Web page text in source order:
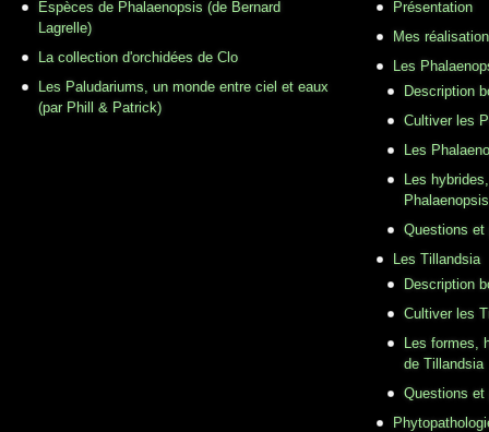
Espèces de Phalaenopsis (de Bernard
Lagrelle)
La collection d'orchidées de Clo
Les Paludariums, un monde entre ciel et eaux
(par Phill & Patrick)
Présentation
Mes
Les
Description
Cultiver les
Les
Les
Phalaenopsis
Questions et
Les Tillandsia
Description
Cultiver les
Les formes,
de Tillandsia
Questions et